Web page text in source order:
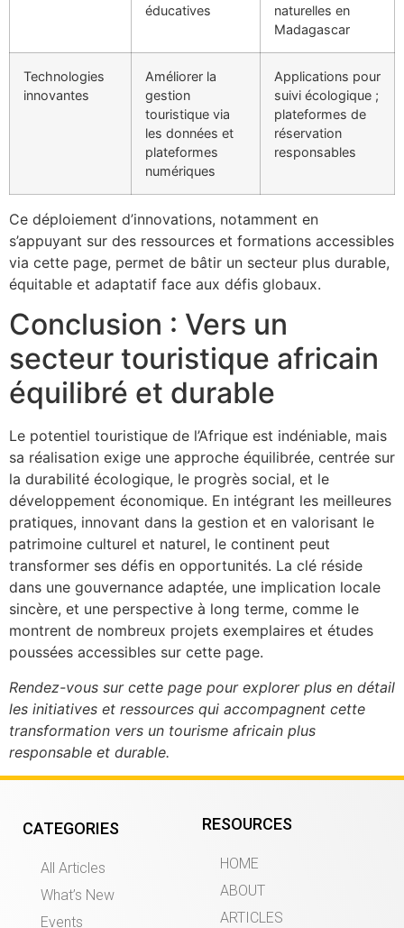
éducatives
naturelles en
Madagascar
Technologies
innovantes
Améliorer la
gestion
touristique via
les données et
plateformes
numériques
Applications pour
suivi écologique ;
plateformes de
réservation
responsables
Ce déploiement d’innovations, notamment en
s’appuyant sur des ressources et formations accessibles
via cette page, permet de bâtir un secteur plus durable,
équitable et adaptatif face aux défis globaux.
Conclusion : Vers un
secteur touristique africain
équilibré et durable
Le potentiel touristique de l’Afrique est indéniable, mais
sa réalisation exige une approche équilibrée, centrée sur
la durabilité écologique, le progrès social, et le
développement économique. En intégrant les meilleures
pratiques, innovant dans la gestion et en valorisant le
patrimoine culturel et naturel, le continent peut
transformer ses défis en opportunités. La clé réside
dans une gouvernance adaptée, une implication locale
sincère, et une perspective à long terme, comme le
montrent de nombreux projets exemplaires et études
poussées accessibles sur cette page.
Rendez-vous sur cette page pour explorer plus en détail
les initiatives et ressources qui accompagnent cette
transformation vers un tourisme africain plus
responsable et durable.
CATEGORIES
All Articles
What’s New
Events
RESOURCES
HOME
ABOUT
ARTICLES